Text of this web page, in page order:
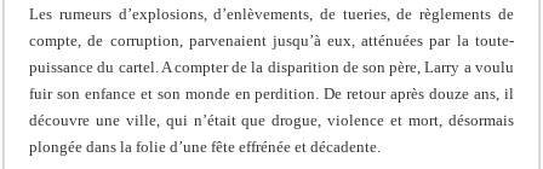
Les rumeurs d’explosions, d’enlèvements, de tueries, de règlements de
compte, de corruption, parvenaient jusqu’à eux, atténuées par la toute-
puissance du cartel. A compter de la disparition de son père, Larry a voulu
fuir son enfance et son monde en perdition. De retour après douze ans, il
découvre une ville, qui n’était que drogue, violence et mort, désormais
plongée dans la folie d’une fête effrénée et décadente.